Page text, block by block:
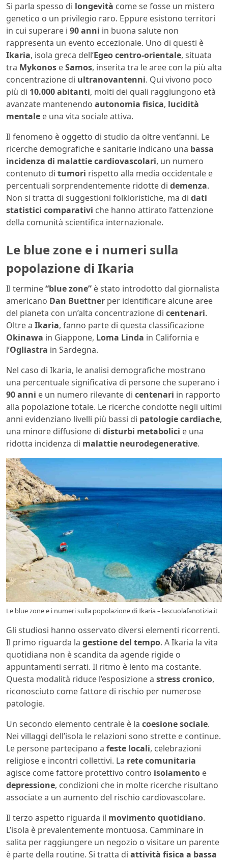
Si parla spesso di longevità come se fosse un mistero
genetico o un privilegio raro. Eppure esistono territori
in cui superare i 90 anni in buona salute non
rappresenta un evento eccezionale. Uno di questi è
Ikaria, isola greca dell’Egeo centro-orientale, situata
tra Mykonos eSamos, inserita tra le aree con la più alta
concentrazione di ultranovantenni. Qui vivono poco
più di 10.000 abitanti, molti dei quali raggiungono età
avanzate mantenendo autonomia fisica, lucidità
mentale e una vita sociale attiva.
Il fenomeno è oggetto di studio da oltre vent’anni. Le
ricerche demografiche e sanitarie indicano una bassa
incidenza di malattie cardiovascolari, un numero
contenuto di tumori rispetto alla media occidentale e
percentuali sorprendentemente ridotte di demenza.
Non si tratta di suggestioni folkloristiche, ma di dati
statistici comparativi che hanno attirato l’attenzione
della comunità scientifica internazionale.
Le blue zone e i numeri sulla
popolazione di Ikaria
Il termine“blue zone” è stato introdotto dal giornalista
americano Dan Buettner per identificare alcune aree
del pianeta con un’alta concentrazione di centenari.
Oltre a Ikaria, fanno parte di questa classificazione
Okinawa in Giappone, Loma Linda in California e
l’Ogliastra in Sardegna.
Nel caso di Ikaria, le analisi demografiche mostrano
una percentuale significativa di persone che superano i
90 anni e un numero rilevante di centenari in rapporto
alla popolazione totale. Le ricerche condotte negli ultimi
anni evidenziano livelli più bassi di patologie cardiache,
una minore diffusione di disturbi metabolici e una
ridotta incidenza di malattie neurodegenerative.
Le blue zone e i numeri sulla popolazione di Ikaria – lascuolafanotizia.it
Gli studiosi hanno osservato diversi elementi ricorrenti.
Il primo riguarda la gestione del tempo. A Ikaria la vita
quotidiana non è scandita da agende rigide o
appuntamenti serrati. Il ritmo è lento ma costante.
Questa modalità riduce l’esposizione a stress cronico,
riconosciuto come fattore di rischio per numerose
patologie.
Un secondo elemento centrale è la coesione sociale.
Nei villaggi dell’isola le relazioni sono strette e continue.
Le persone partecipano a feste locali, celebrazioni
religiose e incontri collettivi. La rete comunitaria
agisce come fattore protettivo contro isolamento e
depressione, condizioni che in molte ricerche risultano
associate a un aumento del rischio cardiovascolare.
Il terzo aspetto riguarda il movimento quotidiano.
L’isola è prevalentemente montuosa. Camminare in
salita per raggiungere un negozio o visitare un parente
è parte della routine. Si tratta di attività fisica a bassa